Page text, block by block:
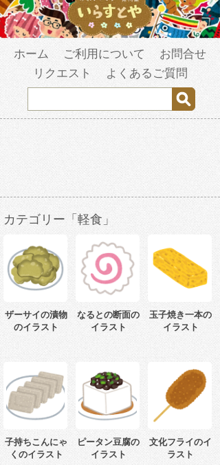
ホーム ご利用について
お問合せ
リクエスト
よくあるご質問
カテゴリー「軽食」
ザーサイの漬物
のイラスト
なるとの断面の
イラスト
玉子焼き一本の
イラスト
子持ちこんにゃ
くのイラスト
ピータン豆腐の
イラスト
文化フライのイ
ラスト